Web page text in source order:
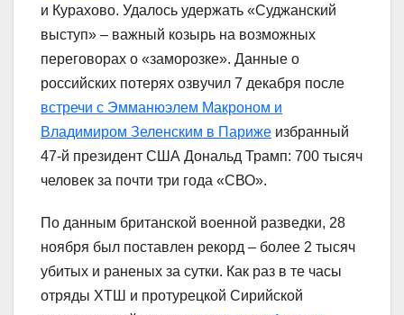
и Курахово. Удалось удержать «Суджанский
выступ» – важный козырь на возможных
переговорах о «заморозке». Данные о
российских потерях озвучил 7 декабря после
встречи с Эмманюэлем Макроном и
Владимиром Зеленским в Париже избранный
47-й президент США Дональд Трамп: 700 тысяч
человек за почти три года «СВО».
По данным британской военной разведки, 28
ноября был поставлен рекорд – более 2 тысяч
убитых и раненых за сутки. Как раз в те часы
отряды ХТШ и протурецкой Сирийской